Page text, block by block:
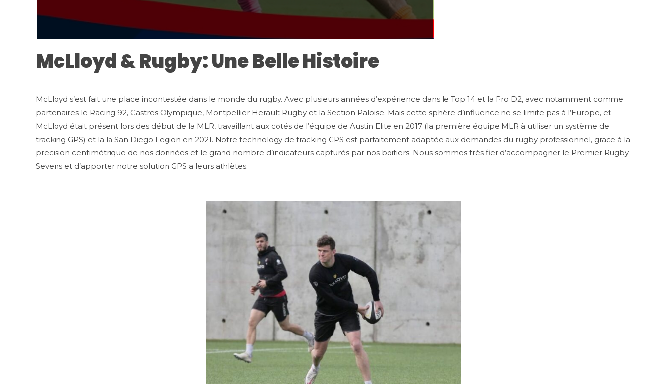
McLloyd & Rugby: Une Belle Histoire
McLloyd s’est fait une place incontestée dans le monde du rugby. Avec plusieurs années d’expérience dans le Top 14 et la Pro D2, avec notamment comme
partenaires le Racing 92, Castres Olympique, Montpellier Herault Rugby et la Section Paloise. Mais cette sphère d’influence ne se limite pas à l’Europe, et
McLloyd était présent lors des début de la MLR, travaillant aux cotés de l’équipe de Austin Elite en 2017 (la première équipe MLR à utiliser un système de
tracking GPS) et la la San Diego Legion en 2021. Notre technology de tracking GPS est parfaitement adaptée aux demandes du rugby professionnel, grace à la
precision centimétrique de nos données et le grand nombre d’indicateurs capturés par nos boitiers. Nous sommes très fier d’accompagner le Premier Rugby
Sevens et d’apporter notre solution GPS a leurs athlètes.